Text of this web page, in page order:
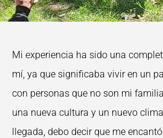
Mi experiencia ha sido una
mí, ya que significaba vivir en un
con personas que no son mi
una nueva cultura y un nuevo
llegada, debo decir que me